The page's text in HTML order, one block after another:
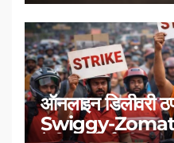
ऑनलाइन डिलीवरी
Swiggy-Zomato